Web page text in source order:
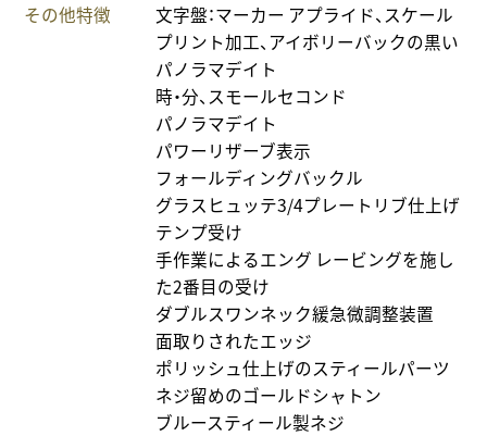
その他特徴
文字盤：マーカー アプライド、スケール
プリント加工、アイボリーバックの黒い
パノラマデイト
時・分、スモールセコンド
パノラマデイト
パワーリザーブ表示
フォールディングバックル
グラスヒュッテ3/4プレートリブ仕上げ
テンプ受け
手作業によるエング レービングを施し
た2番目の受け
ダブルスワンネック緩急微調整装置
面取りされたエッジ
ポリッシュ仕上げのスティールパーツ
ネジ留めのゴールドシャトン
ブルースティール製ネジ